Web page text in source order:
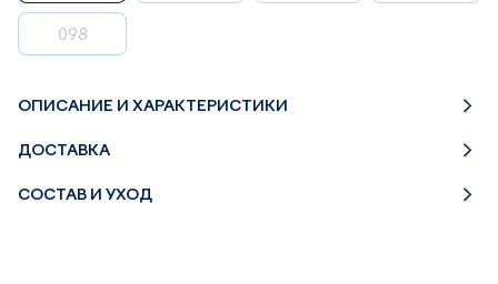
098
ОПИСАНИЕ И ХАРАКТЕРИСТИКИ
ДОСТАВКА
СОСТАВ И УХОД